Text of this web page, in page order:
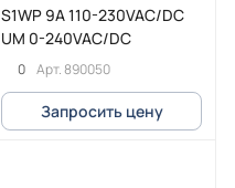
S1WP 9A 110-230VAC/DC
UM 0-240VAC/DC
0 Арт.890050
Запросить цену